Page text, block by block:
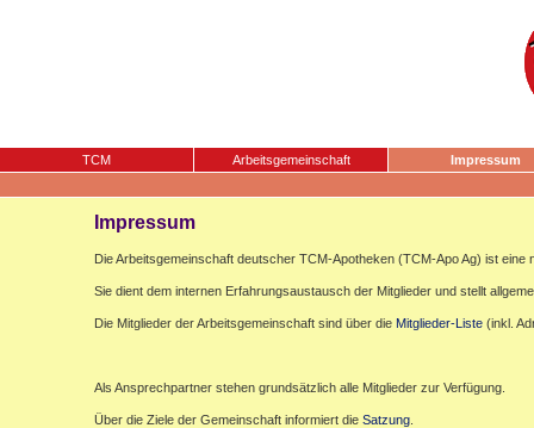
TCM Arbeitsgemeinschaft Impressum
Impressum
Die Arbeitsgemeinschaft deutscher TCM-Apotheken (TCM-Apo Ag) ist eine
Sie dient dem internen Erfahrungsaustausch der Mitglieder und stellt
Die Mitglieder der Arbeitsgemeinschaft sind über die Mitglieder-Liste (inkl.
Als Ansprechpartner stehen grundsätzlich alle Mitglieder zur Verfügung.
Über die Ziele der Gemeinschaft informiert die Satzung